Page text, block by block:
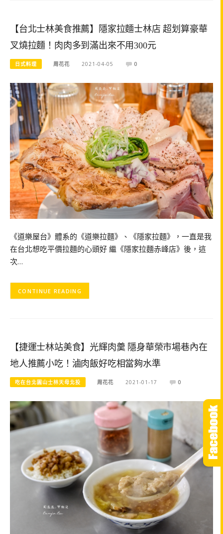
【台北士林美食推薦】隱家拉麵士林店 超划算豪華
叉燒拉麵！肉肉多到滿出來不用300元
日式料理 周花花 2021-04-05 0
《道樂屋台》體系的《道樂拉麵》、《隱家拉麵》，一直是我
在台北想吃平價拉麵的心頭好 繼《隱家拉麵赤峰店》後，這
次…
CONTINUE READING
【捷運士林站美食】光輝肉羹 隱身華榮市場巷內在
地人推薦小吃！滷肉飯好吃相當夠水準
吃在台北圓山士林天母北投 周花花 2021-01-17 0